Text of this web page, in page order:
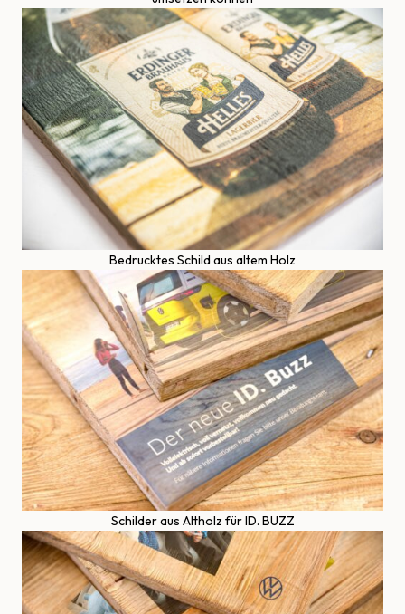
Bedrucktes Schild aus altem Holz
Schilder aus Altholz für ID. BUZZ